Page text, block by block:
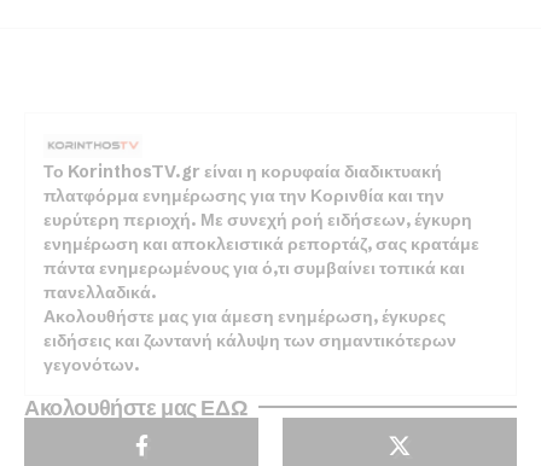
Το KorinthosTV.gr είναι η κορυφαία διαδικτυακή
πλατφόρμα ενημέρωσης για την Κορινθία και την
ευρύτερη περιοχή. Με συνεχή ροή ειδήσεων, έγκυρη
ενημέρωση και αποκλειστικά ρεπορτάζ, σας κρατάμε
πάντα ενημερωμένους για ό,τι συμβαίνει τοπικά και
πανελλαδικά.
Ακολουθήστε μας για άμεση ενημέρωση, έγκυρες
ειδήσεις και ζωντανή κάλυψη των σημαντικότερων
γεγονότων.
Ακολουθήστε μας ΕΔΩ